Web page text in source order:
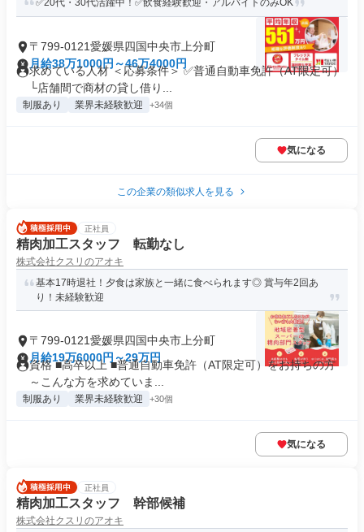
✅20代・30代活躍中！✅飲食経験歓迎・アルバイトのみOK
〒799-0121愛媛県四国中央市上分町
月給38万1000円～46万4000円
求めている人材 ＜応募条件＞ ✅普通自動車免許（AT限定可）
└店舗間で商材の貸し借り...
制服あり 業界未経験歓迎 +34個
気になる
この企業の類似求人を見る
正社員
精肉加工スタッフ 転勤なし
株式会社クスリのアオキ
基本17時退社！夕食は家族と一緒に食べられます◎ 賞与年2回あ
り！未経験歓迎
〒799-0121愛媛県四国中央市上分町
月給19万6000円～29万円
資格 ■高卒以上 ■普通自動車免許（AT限定可）をお持ちの方
～こんな方を求めていま...
制服あり 業界未経験歓迎 +30個
気になる
正社員
精肉加工スタッフ 幹部候補
株式会社クスリのアオキ